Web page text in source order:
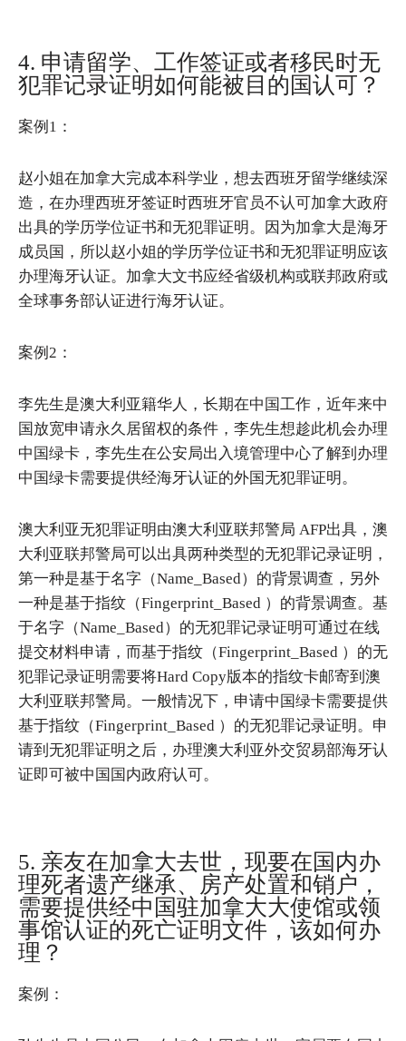
4. 申请留学、工作签证或者移民时无
犯罪记录证明如何能被目的国认可？
案例1：
赵小姐在加拿大完成本科学业，想去西班牙留学继续深
造，在办理西班牙签证时西班牙官员不认可加拿大政府
出具的学历学位证书和无犯罪证明。因为加拿大是海牙
成员国，所以赵小姐的学历学位证书和无犯罪证明应该
办理海牙认证。加拿大文书应经省级机构或联邦政府或
全球事务部认证进行海牙认证。
案例2：
李先生是澳大利亚籍华人，长期在中国工作，近年来中
国放宽申请永久居留权的条件，李先生想趁此机会办理
中国绿卡，李先生在公安局出入境管理中心了解到办理
中国绿卡需要提供经海牙认证的外国无犯罪证明。
澳大利亚无犯罪证明由澳大利亚联邦警局 AFP出具，澳
大利亚联邦警局可以出具两种类型的无犯罪记录证明，
第一种是基于名字（Name_Based）的背景调查，另外
一种是基于指纹（Fingerprint_Based ）的背景调查。基
于名字（Name_Based）的无犯罪记录证明可通过在线
提交材料申请，而基于指纹（Fingerprint_Based ）的无
犯罪记录证明需要将Hard Copy版本的指纹卡邮寄到澳
大利亚联邦警局。一般情况下，申请中国绿卡需要提供
基于指纹（Fingerprint_Based ）的无犯罪记录证明。申
请到无犯罪证明之后，办理澳大利亚外交贸易部海牙认
证即可被中国国内政府认可。
5. 亲友在加拿大去世，现要在国内办
理死者遗产继承、房产处置和销户，
需要提供经中国驻加拿大大使馆或领
事馆认证的死亡证明文件，该如何办
理？
案例：